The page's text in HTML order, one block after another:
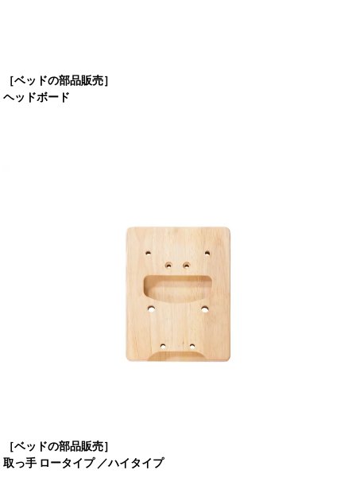
［ベッドの部品販売］
ヘッドボード
［ベッドの部品販売］
取っ手 ロータイプ ／ハイタイプ